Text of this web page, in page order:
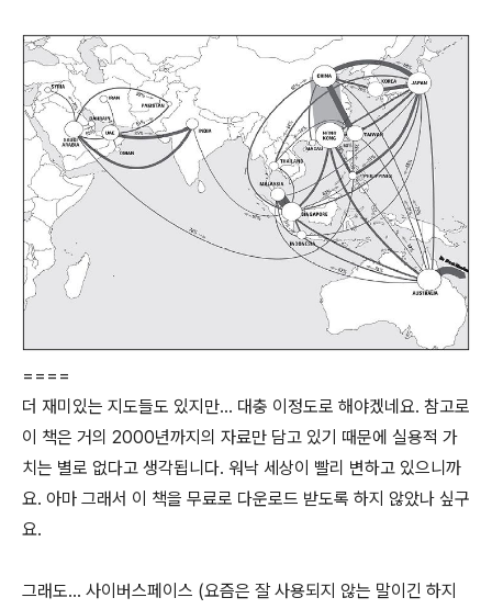
====
더 재미있는 지도들도 있지만... 대충 이정도로 해야겠네요. 참고로
이 책은 거의 2000년까지의 자료만 담고 있기 때문에 실용적 가
치는 별로 없다고 생각됩니다. 워낙 세상이 빨리 변하고 있으니까
요. 아마 그래서 이 책을 무료로 다운로드 받도록 하지 않았나 싶구
요.
그래도... 사이버스페이스 (요즘은 잘 사용되지 않는 말이긴 하지